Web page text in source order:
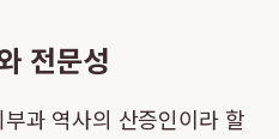
전문성
과 역사의 산증인이라 할